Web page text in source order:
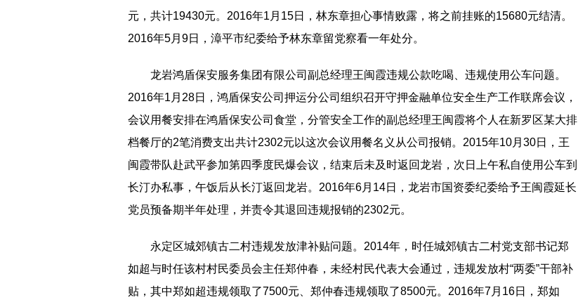
元，共计19430元。2016年1月15日，林东章担心事情败露，将之前挂账的15680元结清。
2016年5月9日，漳平市纪委给予林东章留党察看一年处分。
龙岩鸿盾保安服务集团有限公司副总经理王闽霞违规公款吃喝、违规使用公车问题。
2016年1月28日，鸿盾保安公司押运分公司组织召开守押金融单位安全生产工作联席会议，
会议用餐安排在鸿盾保安公司食堂，分管安全工作的副总经理王闽霞将个人在新罗区某大排
档餐厅的2笔消费支出共计2302元以这次会议用餐名义从公司报销。2015年10月30日，王
闽霞带队赴武平参加第四季度民爆会议，结束后未及时返回龙岩，次日上午私自使用公车到
长汀办私事，午饭后从长汀返回龙岩。2016年6月14日，龙岩市国资委纪委给予王闽霞延长
党员预备期半年处理，并责令其退回违规报销的2302元。
永定区城郊镇古二村违规发放津补贴问题。2014年，时任城郊镇古二村党支部书记郑
如超与时任该村村民委员会主任郑仲春，未经村民代表大会通过，违规发放村“两委”干部补
贴，其中郑如超违规领取了7500元、郑仲春违规领取了8500元。2016年7月16日，郑如